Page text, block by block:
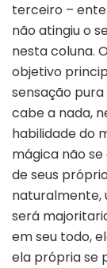
terceiro –
não atingiu o
nesta coluna.
objetivo
sensação
cabe a nada,
habilidade do
mágica não
de seus
naturalmente,
será
em seu todo,
ela própria se